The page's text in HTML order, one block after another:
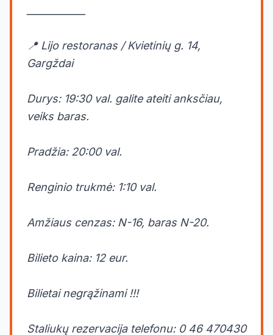
📍 Lijo restoranas / Kvietinių g. 14,
Gargždai
Durys: 19:30 val. galite ateiti anksčiau,
veiks baras.
Pradžia: 20:00 val.
Renginio trukmė: 1:10 val.
Amžiaus cenzas: N-16, baras N-20.
Bilieto kaina: 12 eur.
Bilietai negrąžinami !!!
Staliukų rezervacija telefonu: 0 46 470430